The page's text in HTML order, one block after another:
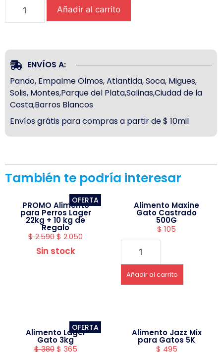
Añadir al carrito
ENVÍOS A:
Pando, Empalme Olmos, Atlantida, Soca, Migues,
Solis, Montes,Parque del Plata,Salinas,Ciudad de la
Costa,Barros Blancos
Envíos grátis para compras a partir de $ 10mil
También te podría interesar
OFERTA
PROMO Alimento
para Perros Lager
22kg + 10 kg de
Regalo
$2.590$ 2.050
Sin stock
Alimento Maxine
Gato Castrado
500G
$ 105
Añadir al carrito
OFERTA
Alimento Lager
Gato 3kg
$380 $ 365
Alimento Jazz Mix
para Gatos 5K
$ 495